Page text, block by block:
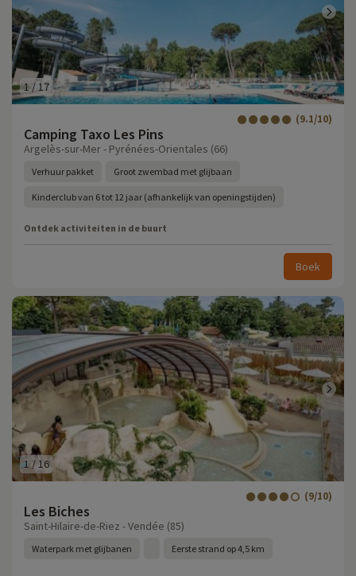
1/17
Camping Taxo Les Pins
(9.1/10)
Argelès-sur-Mer - Pyrénées-Orientales (66)
Verhuur pakket Groot zwembad met glijbaan
Kinderclub van 6 tot 12 jaar (afhankelijk van openingstijden)
Ontdek activiteiten in de buurt
Boek
1 /16
Les Biches
(9/10)
Saint-Hilaire-de-Riez - Vendée (85)
Waterpark met glijbanen Eerste strand op 4,5 km